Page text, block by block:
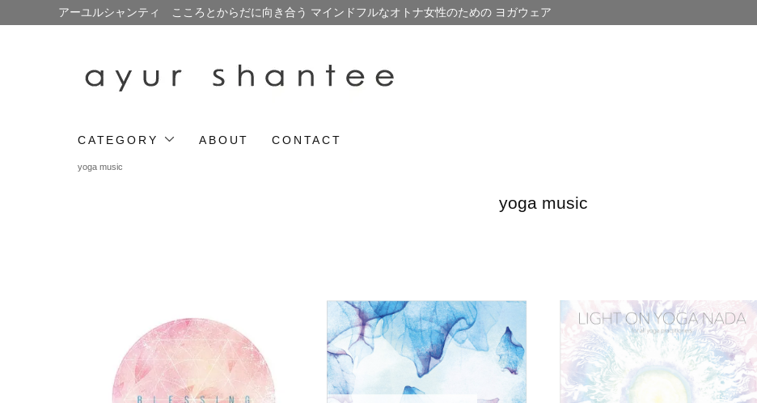
アーユルシャンティ こころとからだに向き合う マインドフルなオトナ女性のための ヨガウェア
CATEGORY ABOUT CONTACT
yoga music
yoga music